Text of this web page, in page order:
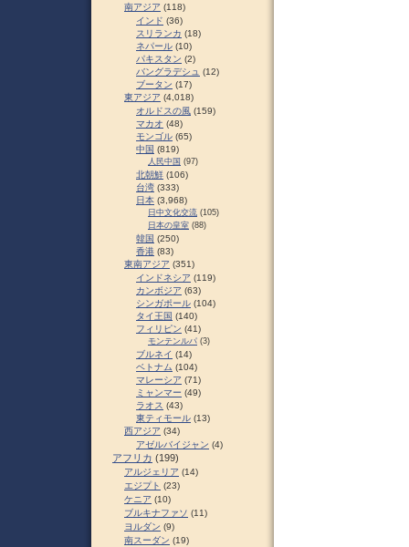
南アジア (118)
インド (36)
スリランカ (18)
ネパール (10)
パキスタン (2)
バングラデシュ (12)
ブータン (17)
東アジア (4,018)
オルドスの風 (159)
マカオ (48)
モンゴル (65)
中国 (819)
人民中国 (97)
北朝鮮 (106)
台湾 (333)
日本 (3,968)
日中文化交流 (105)
日本の皇室 (88)
韓国 (250)
香港 (83)
東南アジア (351)
インドネシア (119)
カンボジア (63)
シンガポール (104)
タイ王国 (140)
フィリピン (41)
モンテンルパ (3)
ブルネイ (14)
ベトナム (104)
マレーシア (71)
ミャンマー (49)
ラオス (43)
東ティモール (13)
西アジア (34)
アゼルバイジャン (4)
アフリカ (199)
アルジェリア (14)
エジプト (23)
ケニア (10)
ブルキナファソ (11)
ヨルダン (9)
南スーダン (19)